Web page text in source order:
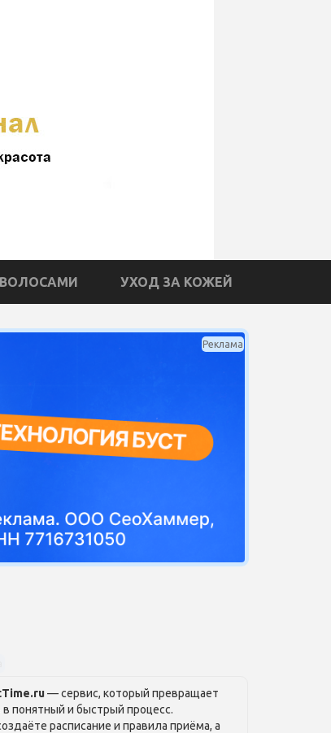
УХОД ЗА КОЖЕЙ
Реклама
— сервис, который превращает
в понятный и быстрый процесс.
расписание и правила приёма, а